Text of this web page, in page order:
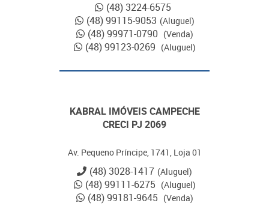
(48) 3224-6575
(48) 99115-9053 (Aluguel)
(48) 99971-0790 (Venda)
(48) 99123-0269 (Aluguel)
KABRAL IMÓVEIS CAMPECHE
CRECI PJ 2069
Av. Pequeno Príncipe, 1741, Loja 01
(48) 3028-1417 (Aluguel)
(48) 99111-6275 (Aluguel)
(48) 99181-9645 (Venda)